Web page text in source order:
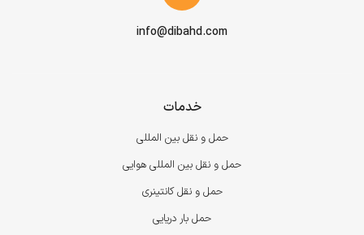
info@dibahd.com
خدمات
حمل و نقل بین المللی
حمل و نقل بین المللی هوایی
حمل و نقل کانتینری
حمل بار دریایی